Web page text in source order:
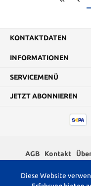
KONTAKTDATEN
INFORMATIONEN
SERVICEMENÜ
JETZT ABONNIEREN
AGB Kontakt
Diese Website